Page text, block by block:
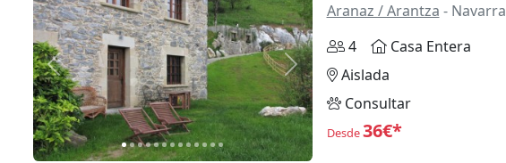
Anterior Siguiente
Aranaz / Arantza - Navarra
4
Casa Entera
Aislada
Consultar
Desde36€*